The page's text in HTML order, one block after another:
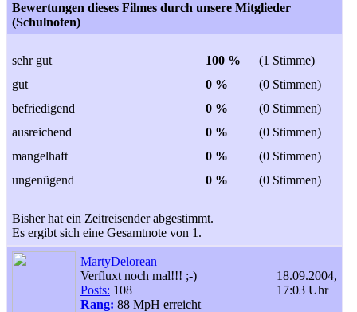
Bewertungen dieses Filmes durch unsere Mitglieder
(Schulnoten)
sehr gut 100 %
(1 Stimme)
gut
0 %
(0 Stimmen)
befriedigend
0 %
(0 Stimmen)
ausreichend
0 %
(0 Stimmen)
mangelhaft
0 %
(0 Stimmen)
ungenügend
0 % (0 Stimmen)
Bisher hat ein Zeitreisender abgestimmt.
Es ergibt sich eine Gesamtnote von 1.
MartyDelorean
Verfluxt noch mal!!! ;-)
Posts: 108
Rang: 88 MpH erreicht
18.09.2004,
17:03 Uhr